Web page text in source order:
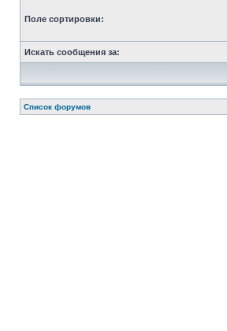
Поле сортировки:
Искать сообщения за:
Список форумов